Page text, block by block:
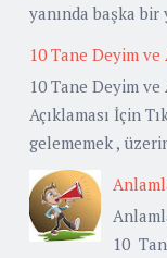
yanında başka bir
10 Tane Deyim ve
10 Tane Deyim ve
Açıklaması İçin
gelememek ,
10